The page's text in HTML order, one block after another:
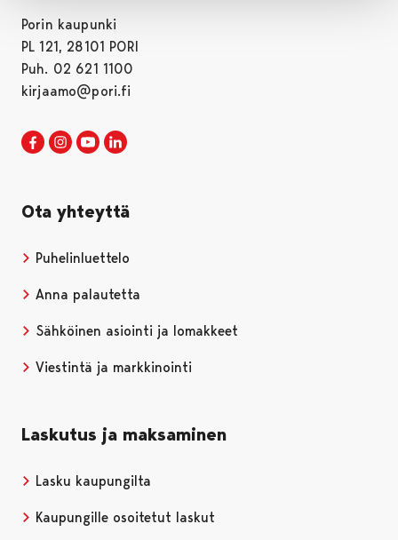
Porin kaupunki
PL 121, 28101 PORI
Puh. 02 621 1100
kirjaamo@pori.fi
Porin kaupunki Facebookissa
Avautuu uudessa välilehdessä
Porin kaupunki Instagramissa
Avautuu uudessa välilehdessä
Porin kaupunki Youtubessa
Avautuu uudessa välilehdessä
Ota yhteyttä
Puhelinluettelo
Anna palautetta
Sähköinen asiointi ja lomakkeet
Viestintä ja markkinointi
Laskutus ja maksaminen
Lasku kaupungilta
Kaupungille osoitetut laskut